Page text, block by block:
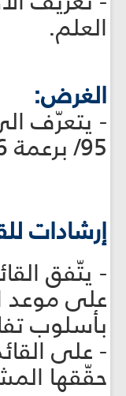
العلم.
الغرض:
- يتعرّف
95/ برعمة 96)
إرشادات
- يتّفق
على موعد
بأسلوب
- على
حقّقها